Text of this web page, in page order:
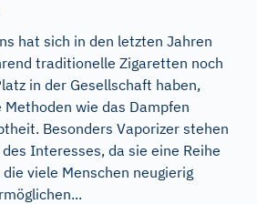
hat sich in den letzten Jahren
traditionelle Zigaretten noch
in der Gesellschaft haben,
wie das Dampfen
Besonders Vaporizer stehen
Interesses, da sie eine Reihe
viele Menschen neugierig